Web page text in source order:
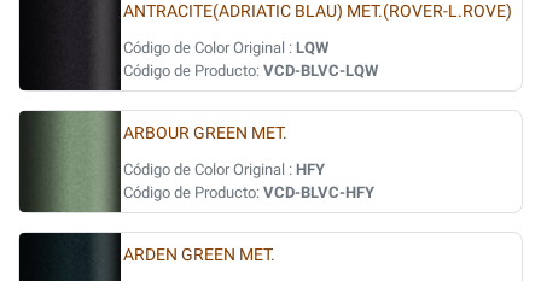
ANTRACITE(ADRIATIC BLAU) MET.(ROVER-L.ROVE)
Código de Color Original : LQW
Código de Producto: VCD-BLVC-LQW
ARBOUR GREEN MET.
Código de Color Original : HFY
Código de Producto: VCD-BLVC-HFY
ARDEN GREEN MET.